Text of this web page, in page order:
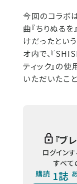
今回のコラボ
曲『ちりぬる
けだったという
オ内で、『
ティック』の
いただいたこ
『ブ
ログイン
すべて
購読 1誌